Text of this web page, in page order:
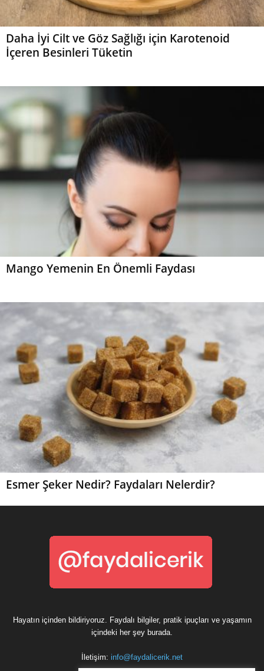
Daha İyi Cilt ve Göz Sağlığı için Karotenoid
İçeren Besinleri Tüketin
Mango Yemenin En Önemli Faydası
Esmer Şeker Nedir? Faydaları Nelerdir?
Hayatın içinden bildiriyoruz. Faydalı bilgiler, pratik ipuçları ve yaşamın
içindeki her şey burada.
İletişim: info@faydalicerik.net